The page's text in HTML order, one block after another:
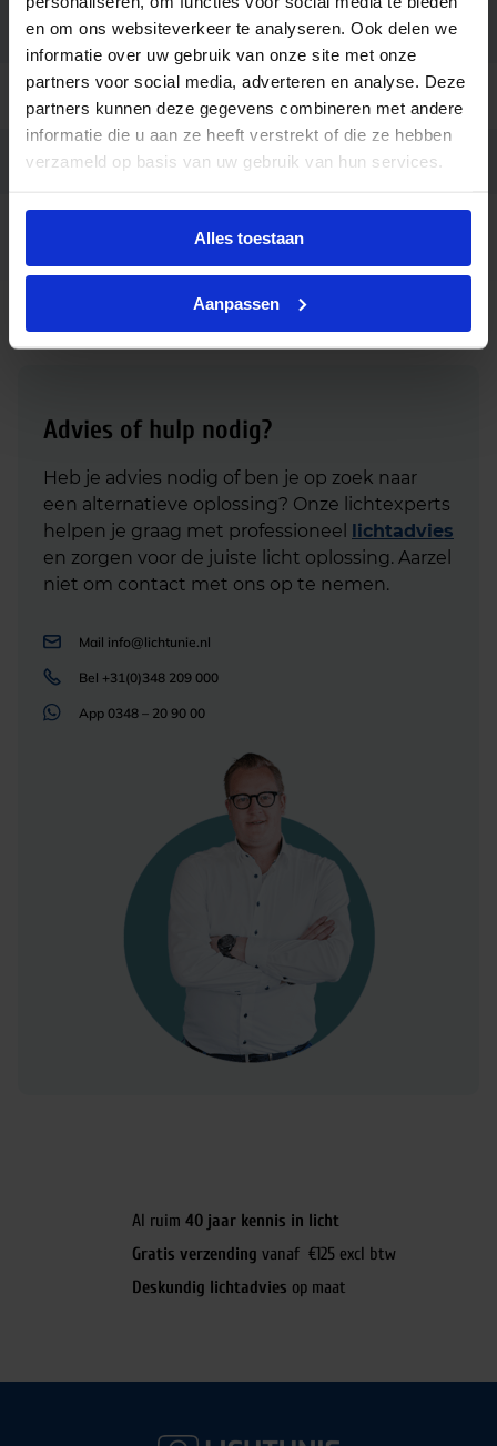
en om ons websiteverkeer te analyseren. Ook delen we
informatie over uw gebruik van onze site met onze
partners voor social media, adverteren en analyse. Deze
partners kunnen deze gegevens combineren met andere
informatie die u aan ze heeft verstrekt of die ze hebben
verzameld op basis van uw gebruik van hun services.
Alles toestaan
Aanpassen
Merk Ledvance
Garantie
Ean code 4058075822153
Ledvance DULUX LED L 18-36W
HF 840 4P 2G11
Advies of hulp nodig?
Heb je advies nodig of ben je op zoek naar
een alternatieve oplossing? Onze lichtexperts
helpen je graag met professioneel lichtadvies
en zorgen voor de juiste licht oplossing. Aarzel
niet om contact met ons op te nemen.
Mail info@lichtunie.nl
Bel +31(0)348 209 000
App 0348 – 20 90 00
Al ruim 40 jaar kennis in licht
Gratis verzending vanaf €125 excl btw
Deskundig lichtadvies op maat